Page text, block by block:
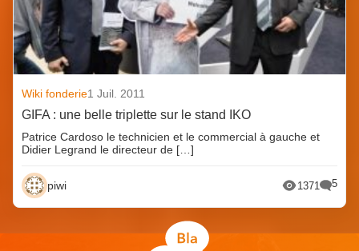
Wiki fonderie1 Juil. 2011
GIFA : une belle triplette sur le stand IKO
Patrice Cardoso le technicien et le commercial à gauche et
Didier Legrand le directeur de […]
piwi 1371 5